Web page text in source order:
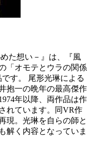
た想い－』は、『風
「オモテとウラの関係
す。 尾形光琳による
抱一の晩年の最高傑作
年以降、両作品は作
れています。同VR作
現。光琳を自らの師と
解く内容となっていま